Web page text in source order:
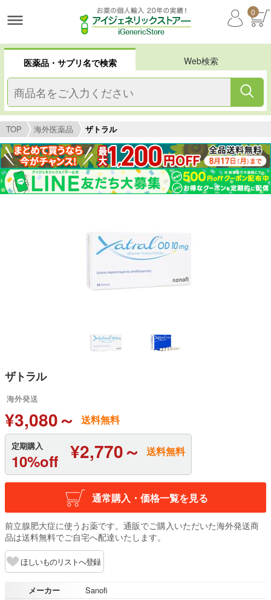
0
医薬品・サプリ名で検索 Web検索
TOP 海外医薬品 ザトラル
ザトラル
海外発送
¥3,080～ 送料無料
定期購入
10%off ¥2,770～ 送料無料
通常購入・価格一覧を見る
前立腺肥大症に使うお薬です。通販でご購入いただいた海外発送商
品は送料無料でご自宅へ配達いたします。
ほしいものリストへ登録
メーカー
Sanofi